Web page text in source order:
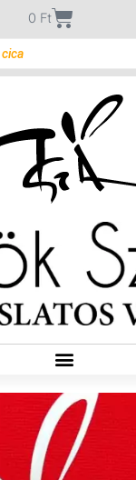
0 Ft